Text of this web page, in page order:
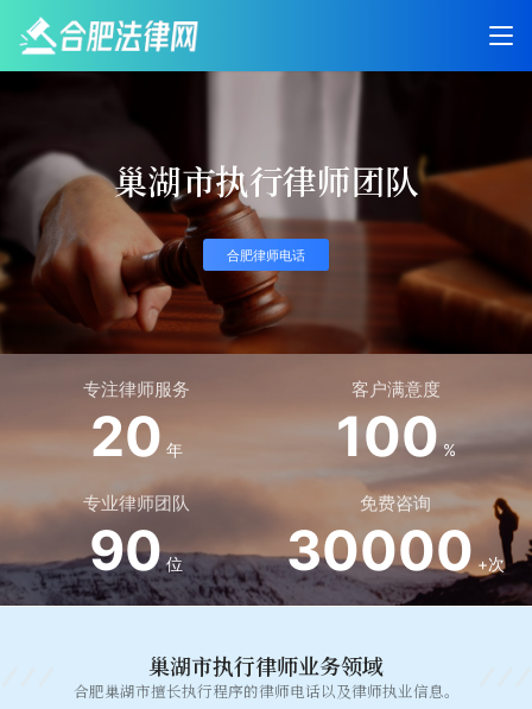
巢湖市执行律师团队
合肥律师电话
专注律师服务
20 年
客户满意度
100%
专业律师团队
90位
免费咨询
30000+次
巢湖市执行律师业务领域
合肥巢湖市擅长执行程序的律师电话以及律师执业信息。